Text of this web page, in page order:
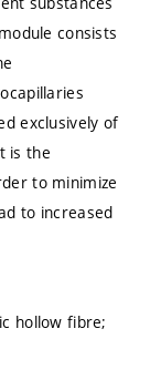
consists
exclusively of
is the
to minimize
to increased
hollow fibre;